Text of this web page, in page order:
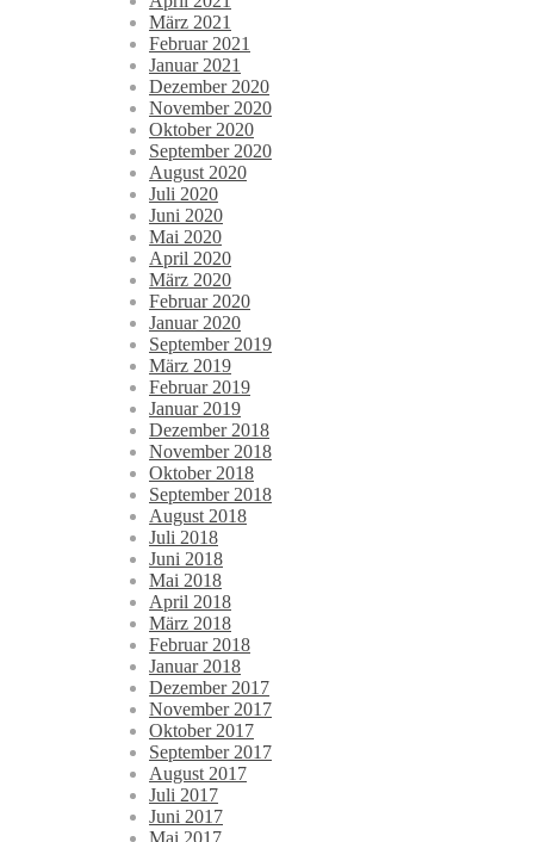
März 2021
Februar 2021
Januar 2021
Dezember 2020
November 2020
Oktober 2020
September 2020
August 2020
Juli 2020
Juni 2020
Mai 2020
April 2020
März 2020
Februar 2020
Januar 2020
September 2019
März 2019
Februar 2019
Januar 2019
Dezember 2018
November 2018
Oktober 2018
September 2018
August 2018
Juli 2018
Juni 2018
Mai 2018
April 2018
März 2018
Februar 2018
Januar 2018
Dezember 2017
November 2017
Oktober 2017
September 2017
August 2017
Juli 2017
Juni 2017